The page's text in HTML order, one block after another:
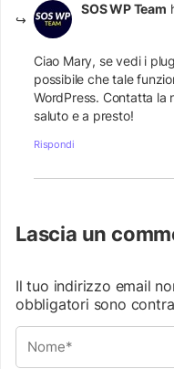
SOS WP Team
Ciao Mary, se vedi i
possibile che tale
WordPress. Contatta la
saluto e a presto!
Rispondi
Lascia un
Il tuo indirizzo email
obbligatori sono